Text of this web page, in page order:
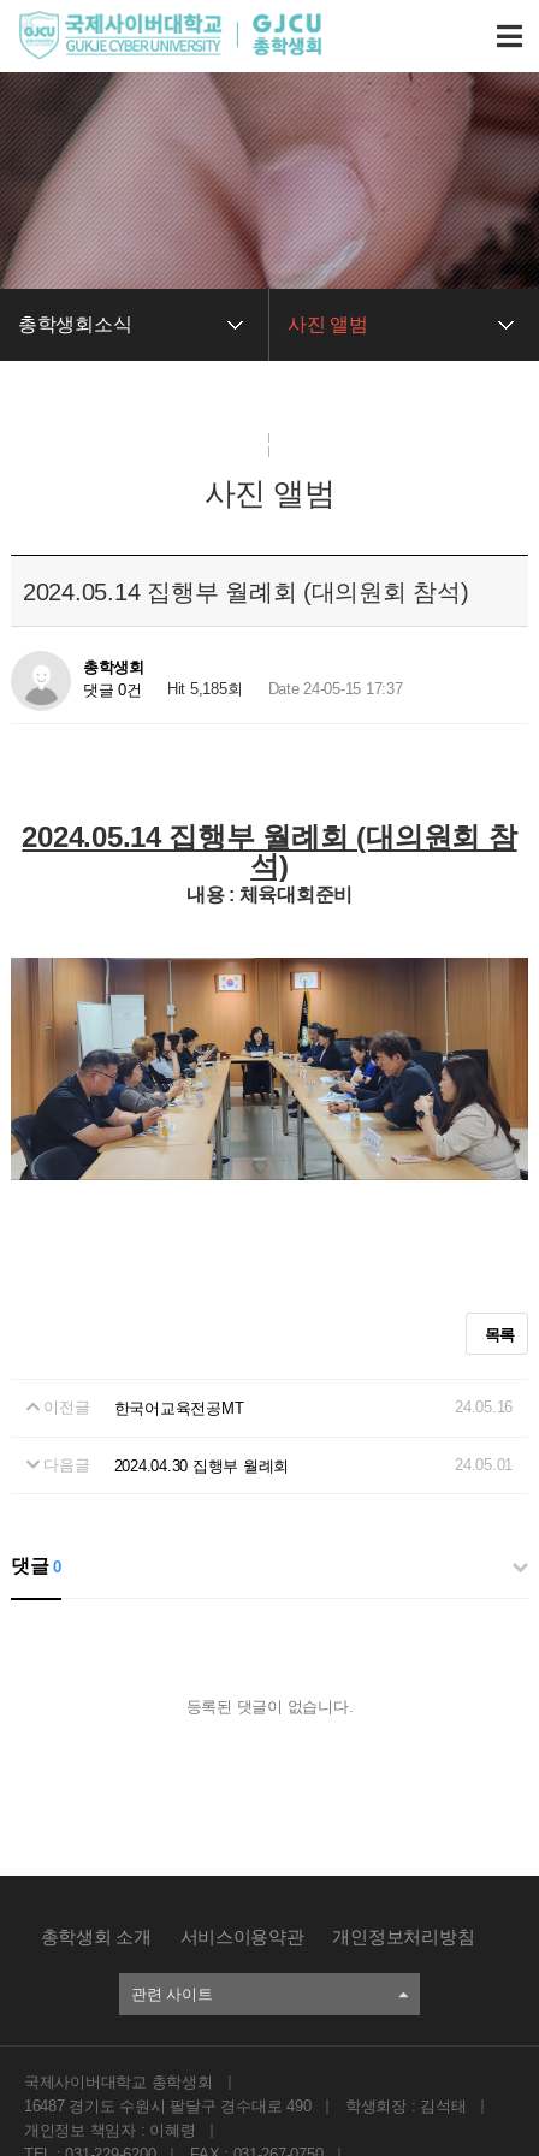
총학생회소식 사진 앨범
사진 앨범
2024.05.14 집행부 월례회 (대의원회 참석)
총학생회
댓글 0건
Hit 5,185회 Date 24-05-15 17:37
2024.05.14 집행부 월례회 (대의원회 참
석)
내용 : 체육대회준비
목록
이전글 한국어교육전공MT 24.05.16
다음글 2024.04.30 집행부 월례회 24.05.01
댓글0
등록된 댓글이 없습니다.
총학생회 소개 서비스이용약관 개인정보처리방침
관련 사이트
국제사이버대학교 총학생회
16487 경기도 수원시 팔달구 경수대로 490
학생회장 : 김석태
개인정보 책임자 : 이혜령